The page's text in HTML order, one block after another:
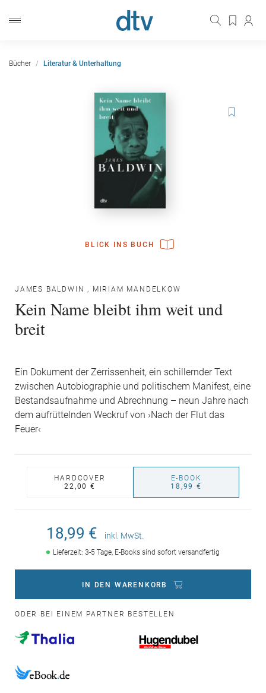
Bücher Literatur & Unterhaltung
BLICK INS BUCH
JAMES BALDWIN , MIRIAM MANDELKOW
Kein Name bleibt ihm weit und
breit
Ein Dokument der Zerrissenheit, ein schillernder Text
zwischen Autobiographie und politischem Manifest, eine
Bestandsaufnahme und Abrechnung – neun Jahre nach
dem aufrüttelnden Weckruf von ›Nach der Flut das
Feuer‹
HARDCOVER
22,00 €
E-BOOK
18,99 €
18,99 € inkl. MwSt.
Lieferzeit: 3-5 Tage, E-Books sind sofort versandfertig
IN DEN WARENKORB
ODER BEI EINEM PARTNER BESTELLEN